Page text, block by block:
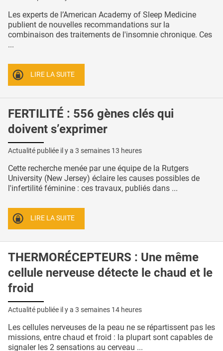
Les experts de l’American Academy of Sleep Medicine
publient de nouvelles recommandations sur la
combinaison des traitements de l'insomnie chronique. Ces
...
LIRE LA SUITE
FERTILITÉ : 556 gènes clés qui
doivent s’exprimer
Actualité publiée il y a 3 semaines 13 heures
Cette recherche menée par une équipe de la Rutgers
University (New Jersey) éclaire les causes possibles de
l'infertilité féminine : ces travaux, publiés dans ...
LIRE LA SUITE
THERMORÉCEPTEURS : Une même
cellule nerveuse détecte le chaud et le
froid
Actualité publiée il y a 3 semaines 14 heures
Les cellules nerveuses de la peau ne se répartissent pas les
missions, entre chaud et froid : la plupart sont capables de
signaler les 2 sensations au cerveau ...